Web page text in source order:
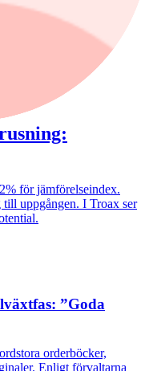
för jämförelseindex.
uppgången. I Troax ser
”Goda
orderböcker,
Enligt förvaltarna